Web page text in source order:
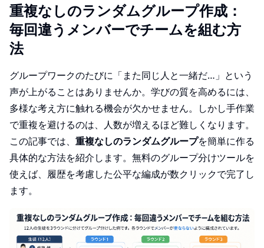
重複なしのランダムグループ作成：
毎回違うメンバーでチームを組む方
法
グループワークのたびに「また同じ人と一緒だ…」という
声が上がることはありませんか。学びの質を高めるには、
多様な考え方に触れる機会が欠かせません。しかし手作業
で重複を避けるのは、人数が増えるほど難しくなります。
この記事では、 重複なしのランダムグループを簡単に作る
具体的な方法を紹介します。無料のグループ分けツールを
使えば、履歴を考慮した公平な編成が数クリックで完了し
ます。